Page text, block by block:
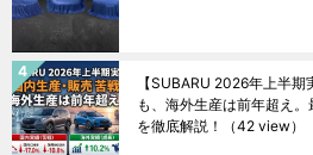
【SUBARU 2026年上半
も、海外生産は前年超え
を徹底解説！
（42 view）